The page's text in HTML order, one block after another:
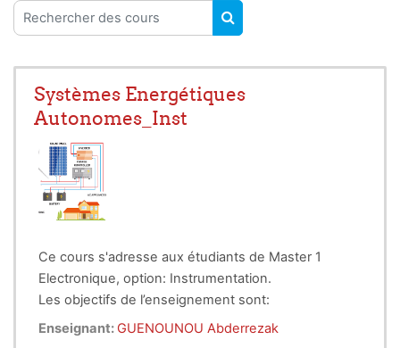
Rechercher des cours
RECHERCHER DES
Systèmes Energétiques
Autonomes_Inst
Ce cours s'adresse aux étudiants de Master 1
Electronique, option: Instrumentation.
Les objectifs de l’enseignement sont:
Susciter l’intérêt de l’étudiant aux énergies
renouvelables en général et aux systèmes
Enseignant: GUENOUNOU Abderrezak